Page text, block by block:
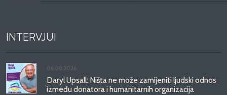
INTERVJUI
06.08.2026.
Daryl Upsall: Ništa ne može zamijeniti ljudski odnos
između donatora i humanitarnih organizacija